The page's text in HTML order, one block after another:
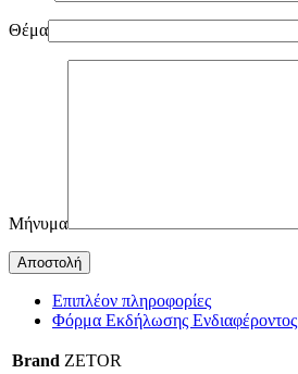
Θέμα
Μήνυμα
Επιπλέον πληροφορίες
Φόρμα Εκδήλωσης Ενδιαφέροντος
Brand ZETOR